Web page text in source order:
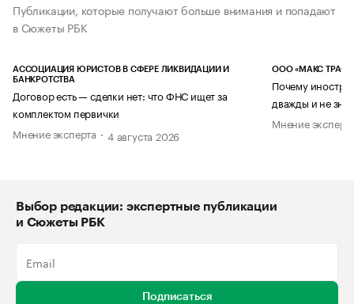
Публикации, которые получают больше внимания и попадают
в Сюжеты РБК
АССОЦИАЦИЯ ЮРИСТОВ В СФЕРЕ ЛИКВИДАЦИИ И
БАНКРОТСТВА
Договор есть — сделки нет: что ФНС ищет за
комплектом первички
Мнение эксперта
4 августа 2026
ООО «МАКС ТРАСТ»
Почему
дважды и не
Мнение
Выбор редакции: экспертные публикации
и Сюжеты РБК
Подписаться